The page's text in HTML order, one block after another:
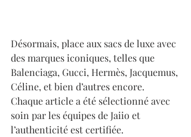
Désormais, place aux sacs de luxe avec
des marques iconiques, telles que
Balenciaga, Gucci, Hermès, Jacquemus,
Céline, et bien d’autres encore.
Chaque article a été sélectionné avec
soin par les équipes de Jaiio et
l’authenticité est certifiée.